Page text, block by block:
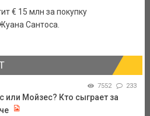
€ 15 млн за покупку
Сантоса.
7552 233
или Мойзес? Кто сыграет за